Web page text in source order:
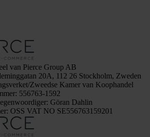
van Pierce Group AB
20A, 112 26 Stockholm, Zweden
Zweedse Kamer van Koophandel
556763-1592
Göran Dahlin
OSS VAT NO SE556763159201